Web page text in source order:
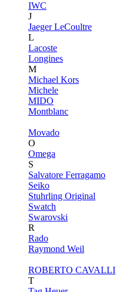
IWC
J
Jaeger LeCoultre
L
Lacoste
Longines
M
Michael Kors
Michele
MIDO
Montblanc
Movado
O
Omega
S
Salvatore Ferragamo
Seiko
Stuhrling Original
Swatch
Swarovski
R
Rado
Raymond Weil
ROBERTO CAVALLI
T